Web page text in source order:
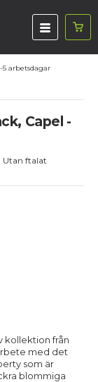
5 arbetsdagar
Capel -
Utan ftalat
kollektion från
med det
som är
blommiga